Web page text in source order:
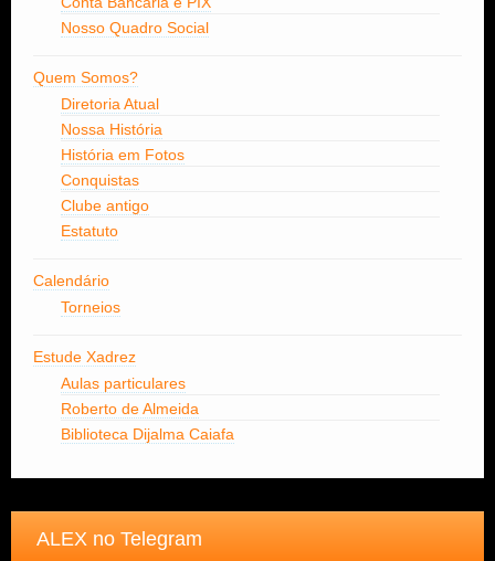
Nosso Quadro Social
Quem Somos?
Diretoria Atual
Nossa História
História em Fotos
Conquistas
Clube antigo
Estatuto
Calendário
Torneios
Estude Xadrez
Aulas particulares
Roberto de Almeida
Biblioteca Dijalma Caiafa
ALEX no Telegram